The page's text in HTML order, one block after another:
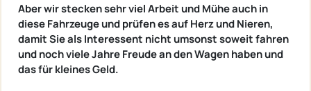
Aber wir stecken sehr viel Arbeit und Mühe auch in
diese Fahrzeuge und prüfen es auf Herz und Nieren,
damit Sie als Interessent nicht umsonst soweit fahren
und noch viele Jahre Freude an den Wagen haben und
das für kleines Geld.